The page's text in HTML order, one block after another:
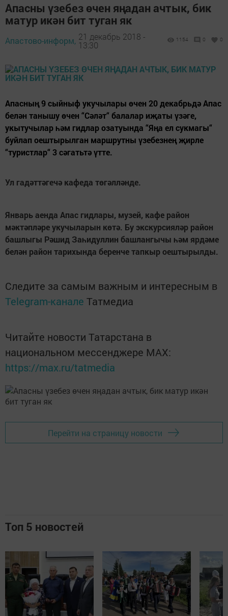
Апасны үзебез өчен яңадан ачтык, бик
матур икән бит туган як
Апастово-информ, 21 декабрь 2018 -
13:30
1154 0 0
Апасның 9 сыйныф укучылары өчен 20 декабрьдә Апас
белән танышу өчен “Сәләт“ балалар иҗаты үзәге,
укытучылар һәм гидлар озатуында “Яңа ел сукмагы“
буйлап оештырылган маршрутны үзебезнең җирле
“туристлар“ 3 сәгатьтә үтте.
Ул гадәттәгечә кафеда төгәлләнде.
Январь аенда Апас гидлары, музей, кафе район
мәктәпләре укучыларын көтә. Бу экскурсияләр район
башлыгы Рәшид Заһидуллин башлангычы һәм ярдәме
белән район тарихында беренче тапкыр оештырылды.
Следите за самым важным и интересным в
Telegram-канале Татмедиа
Читайте новости Татарстана в
национальном мессенджере MАХ:
https://max.ru/tatmedia
Перейти на страницу новости
Топ 5 новостей